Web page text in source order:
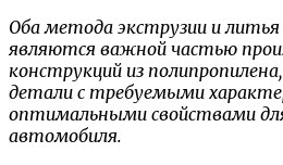
Оба метода экструзии и
являются важной частью
конструкций из
детали с требуемыми
оптимальными свойствами
автомобиля.